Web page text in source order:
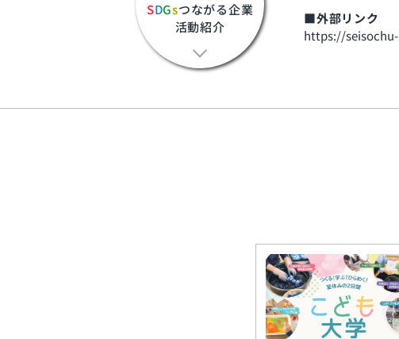
SDGsつながる企業
活動紹介
■外部リンク
https://